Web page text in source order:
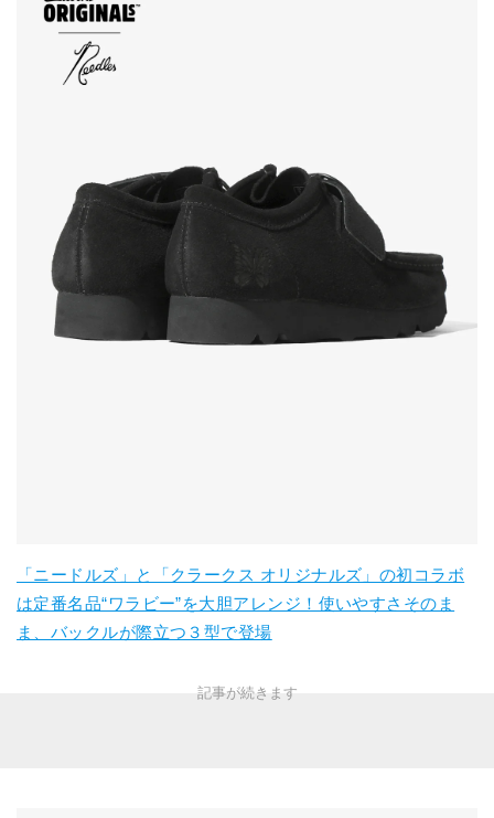
「ニードルズ」と「クラークス オリジナルズ」の初コラボ
は定番名品“ワラビー”を大胆アレンジ！使いやすさそのま
ま、バックルが際立つ３型で登場